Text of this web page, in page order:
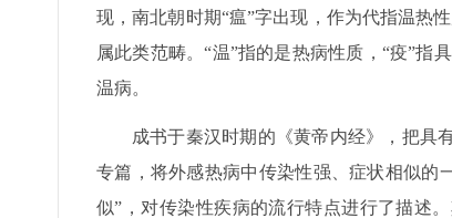
现，南北朝时期“瘟”字出现，作为代指温热
属此类范畴。“温”指的是热病性质，“疫”指
温病。
成书于秦汉时期的《黄帝内经》，把具
专篇，将外感热病中传染性强、症状相似的
似”，对传染性疾病的流行特点进行了描述